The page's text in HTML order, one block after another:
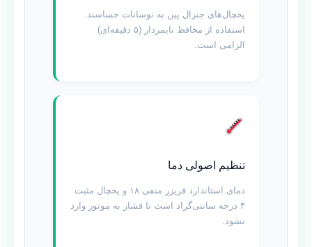
یخچال‌های جنرال پین به نوسانات حساسند.
استفاده از محافظ تایمردار (۵ دقیقه‌ای)
الزامی است.
تنظیم اصولی دما
دمای استاندارد فریزر منفی ۱۸ و یخچال مثبت
۴ درجه سانتی‌گراد است تا فشار به موتور وارد
نشود.